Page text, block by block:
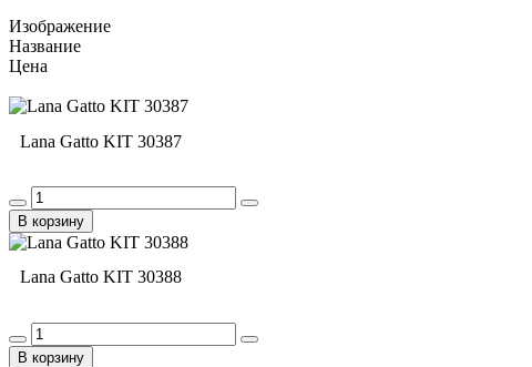
Изображение
Название
Цена
Lana Gatto KIT 30387
В корзину
Lana Gatto KIT 30388
В корзину